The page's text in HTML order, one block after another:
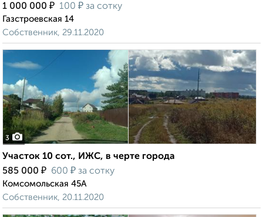
1 000 000 ₽ 100 ₽ за сотку
Газстроевская 14
Собственник, 29.11.2020
3
Участок 10 сот., ИЖС, в черте города
585 000 ₽ 600 ₽ за сотку
Комсомольская 45А
Собственник, 20.11.2020